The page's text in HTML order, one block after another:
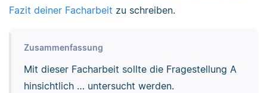
Fazit deiner Facharbeit zu schreiben.
Zusammenfassung
Mit dieser Facharbeit sollte die Fragestellung A
hinsichtlich … untersucht werden.